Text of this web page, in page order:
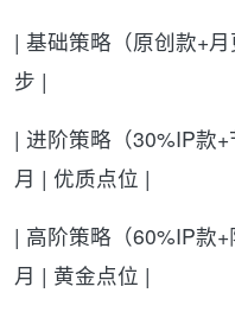
| 基础策略（原创款+
步 |
| 进阶策略（30%IP款
月 | 优质点位 |
| 高阶策略（60%IP款
月 | 黄金点位 |